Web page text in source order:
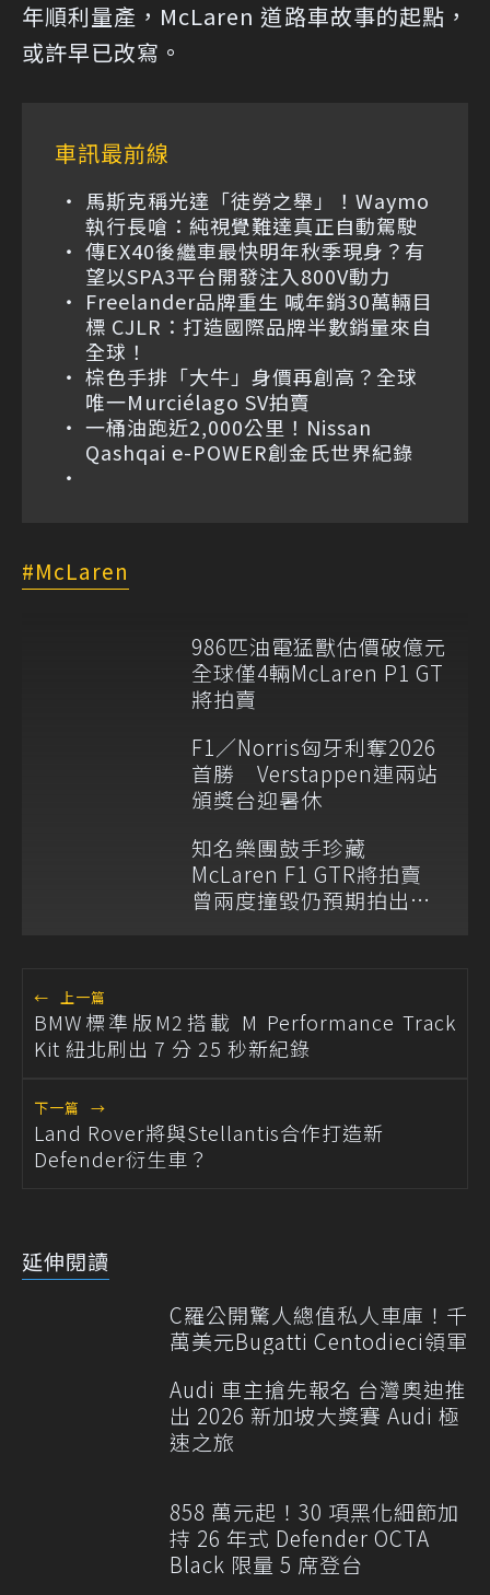
年順利量產，McLaren 道路車故事的起點，
或許早已改寫。
車訊最前線
馬斯克稱光達「徒勞之舉」！Waymo
執行長嗆：純視覺難達真正自動駕駛
傳EX40後繼車最快明年秋季現身？有
望以SPA3平台開發注入800V動力
Freelander品牌重生 喊年銷30萬輛目
標 CJLR：打造國際品牌半數銷量來自
全球！
棕色手排「大牛」身價再創高？全球
唯一Murciélago SV拍賣
一桶油跑近2,000公里！Nissan
Qashqai e-POWER創金氏世界紀錄
McLaren
986匹油電猛獸估價破億元
全球僅4輛McLaren P1 GT
將拍賣
F1／Norris匈牙利奪2026
首勝 Verstappen連兩站
頒獎台迎暑休
知名樂團鼓手珍藏
McLaren F1 GTR將拍賣
曾兩度撞毀仍預期拍出天
← 上一篇
BMW標準版M2搭載 M Performance Track
Kit 紐北刷出 7 分 25 秒新紀錄
下一篇 →
Land Rover將與Stellantis合作打造新
Defender衍生車？
延伸閱讀
C羅公開驚人總值私人車庫！千
萬美元Bugatti Centodieci領軍
Audi 車主搶先報名 台灣奧迪推
出 2026 新加坡大獎賽 Audi 極
速之旅
858 萬元起！30 項黑化細節加
持 26 年式 Defender OCTA
Black 限量 5 席登台